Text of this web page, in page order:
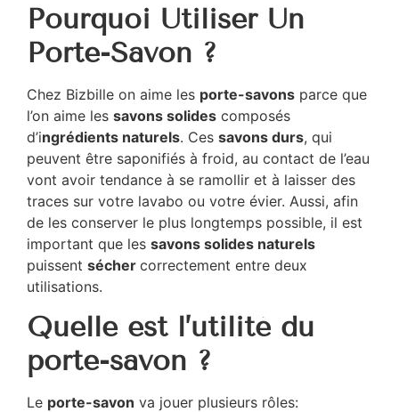
Pourquoi Utiliser Un
Porte-Savon ?
Chez Bizbille on aime les porte-savons parce que
l’on aime les savons solides composés
d’ingrédients naturels. Ces savons durs, qui
peuvent être saponifiés à froid, au contact de l’eau
vont avoir tendance à se ramollir et à laisser des
traces sur votre lavabo ou votre évier. Aussi, afin
de les conserver le plus longtemps possible, il est
important que les savons solides naturels
puissent sécher correctement entre deux
utilisations.
Quelle est l’utilité du
porte-savon ?
Le porte-savon va jouer plusieurs rôles: